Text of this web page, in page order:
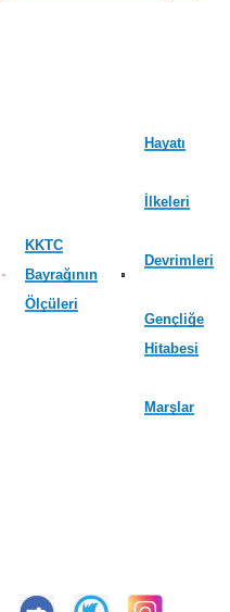
KKTC
Bayrağının
Ölçüleri
Hayatı
İlkeleri
Devrimleri
Gençliğe
Hitabesi
Marşlar